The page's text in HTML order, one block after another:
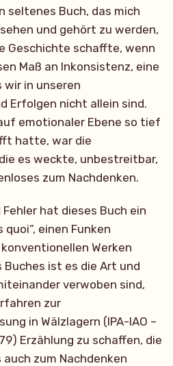
seltenes Buch, das mich
und gehört zu werden,
Geschichte schaffte, wenn
Maß an Inkonsistenz, eine
wir in unseren
Erfolgen nicht allein sind.
emotionaler Ebene so tief
hatte, war die
es weckte, unbestreitbar,
zum Nachdenken.
hat dieses Buch ein
einen Funken
Werken
Buches ist es die Art und
verwoben sind,
zur
in Wälzlagern (IPA-IAO –
Erzählung zu schaffen, die
zum Nachdenken